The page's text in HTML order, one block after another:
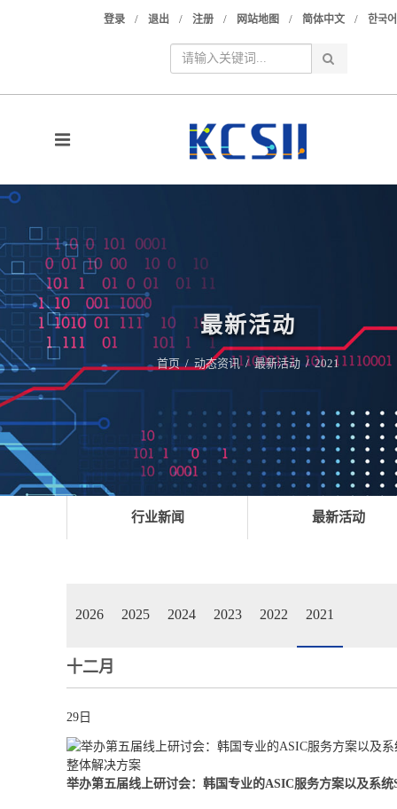
登录 / 退出 / 注册 / 网站地图 / 简体中文 / 한국어
最新活动
首页/动态资讯/最新活动 /2021
行业新闻 最新活动
2026 2025 2024 2023 2022 2021
十二月
29日